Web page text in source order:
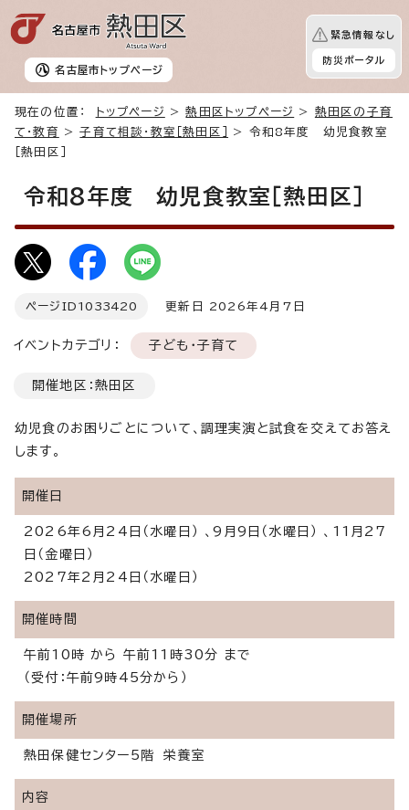
名古屋市 トップページ
緊急情報なし
防災ポータル
現在の位置： トップページ >熱田区トップページ > 熱田区の子育
て・教育
>子育て相談・教室［熱田区］
> 令和8年度 幼児食教室
［熱田区］
令和8年度 幼児食教室［熱田区］
ページID 1033420 更新日 2026年4月7日
イベントカテゴリ： 子ども・子育て
開催地区：熱田区
幼児食のお困りごとについて、調理実演と試食を交えてお答え
します。
開催日
2026年6月24日（水曜日） 、9月9日（水曜日） 、11月27
日（金曜日）
2027年2月24日（水曜日）
開催時間
午前10時 から 午前11時30分 まで
（受付：午前9時45分から）
開催場所
熱田保健センター5階 栄養室
内容